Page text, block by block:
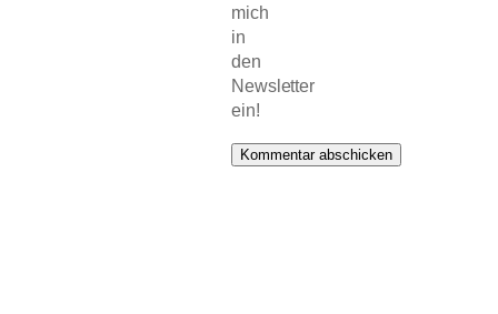
mich
in
den
Newsletter
ein!